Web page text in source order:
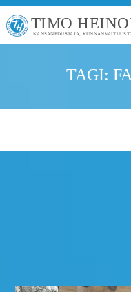
TIMO
KANSANEDUSTAJA,
TAGI: